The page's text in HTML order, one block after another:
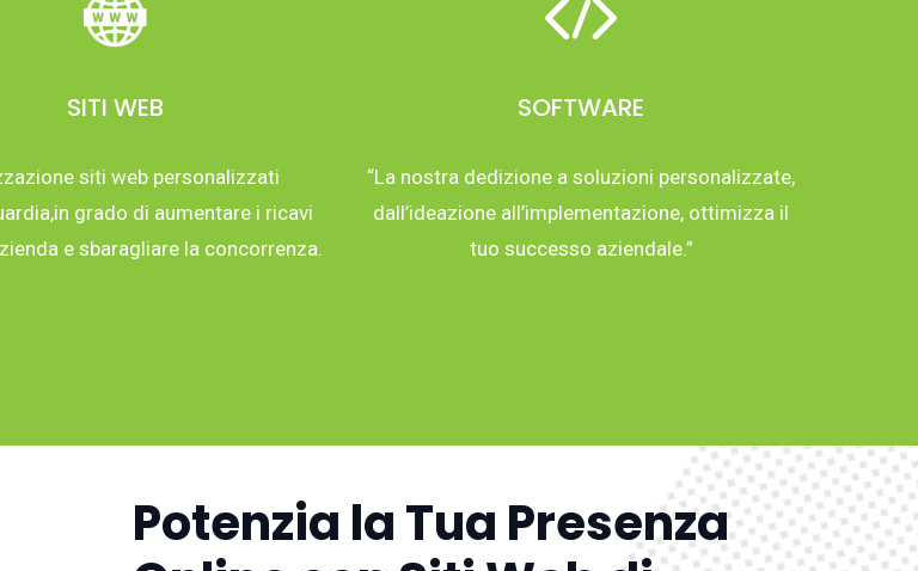
SITI WEB
siti web personalizzati
grado di aumentare i ricavi
e sbaragliare la concorrenza.
SOFTWARE
“La nostra dedizione a soluzioni personalizzate,
dall’ideazione all’implementazione, ottimizza il
tuo successo aziendale.”
Potenzia la Tua Presenza